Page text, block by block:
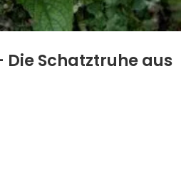
Schatztruhe aus